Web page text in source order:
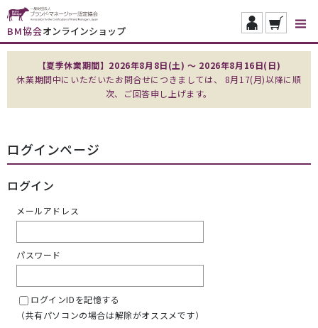
BM協会オンラインショップ
【夏季休業期間】2026年8月8日(土) ～ 2026年8月16日(日)
休業期間中にいただいたお問合せにつきましては、 8月17(月)以降に順
次、ご回答申し上げます。
ログインページ
ログイン
メールアドレス
パスワード
ログインIDを記憶する
（共有パソコンの場合は解除がオススメです）